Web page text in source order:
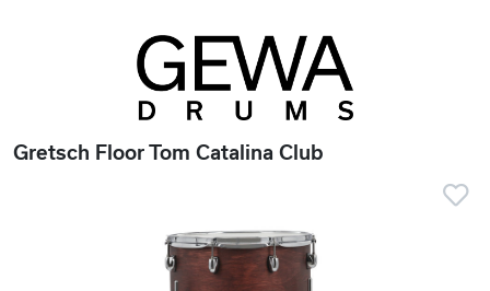
Gretsch Floor Tom Catalina Club